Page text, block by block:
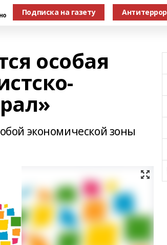
Подписка на газету Антитеррор
особая
экономической зоны